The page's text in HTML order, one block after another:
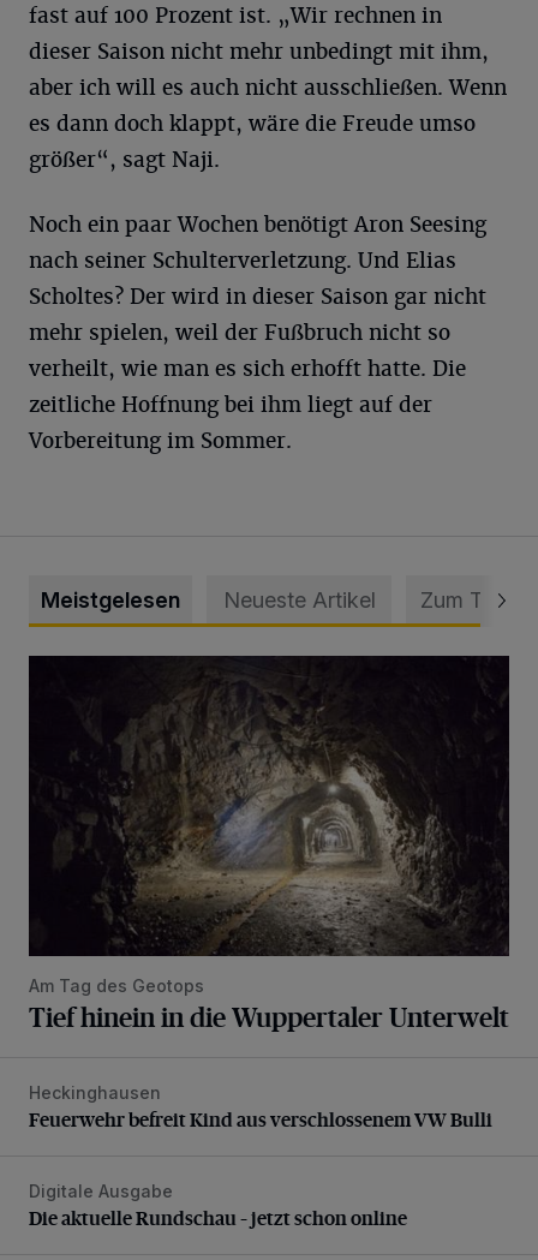
fast auf 100 Prozent ist. „Wir rechnen in
dieser Saison nicht mehr unbedingt mit ihm,
aber ich will es auch nicht ausschließen. Wenn
es dann doch klappt, wäre die Freude umso
größer“, sagt Naji.
Noch ein paar Wochen benötigt Aron Seesing
nach seiner Schulterverletzung. Und Elias
Scholtes? Der wird in dieser Saison gar nicht
mehr spielen, weil der Fußbruch nicht so
verheilt, wie man es sich erhofft hatte. Die
zeitliche Hoffnung bei ihm liegt auf der
Vorbereitung im Sommer.
Meistgelesen Neueste Artikel Zum Thema
Am Tag des Geotops
Tief hinein in die Wuppertaler Unterwelt
Feuerwehr befreit Kind aus verschlossenem VW Bulli
Heckinghausen
Feuerwehr befreit Kind aus verschlossenem VW Bulli
Die aktuelle Rundschau – jetzt schon online
Digitale Ausgabe
Die aktuelle Rundschau – jetzt schon online